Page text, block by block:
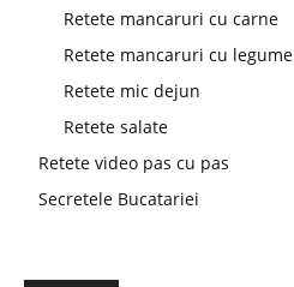
Retete mancaruri cu carne
Retete mancaruri cu legume
Retete mic dejun
Retete salate
Retete video pas cu pas
Secretele Bucatariei